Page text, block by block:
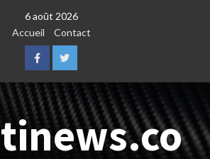
6 août 2026
Accueil
Contact
FacebookTwitter